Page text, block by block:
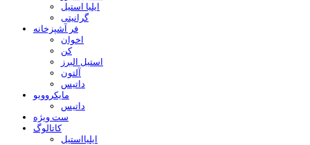
ایلیا استیل
گرانیتی
فر آشپزخانه
اخوان
کن
استیل البرز
آلتون
داتیس
مایکروویو
داتیس
ست ویژه
کاتالوگ
ایلیااستیل